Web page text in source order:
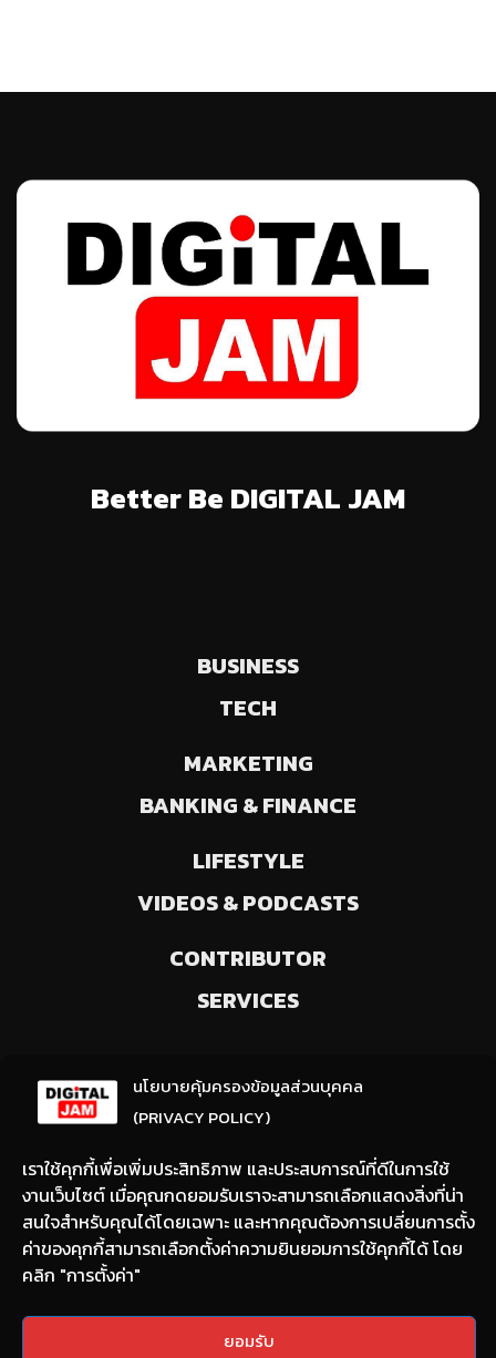
นโยบายคุ้มครองข้อมูลส่วนบุคคล
(PRIVACY POLICY)
เราใช้คุกกี้เพื่อเพิ่มประสิทธิภาพ และประสบการณ์ที่ดีในการใช้
งานเว็บไซต์ เมื่อคุณกดยอมรับเราจะสามารถเลือกแสดงสิ่งที่น่า
สนใจสำหรับคุณได้โดยเฉพาะ และหากคุณต้องการเปลี่ยนการตั้ง
ค่าของคุกกี้สามารถเลือกตั้งค่าความยินยอมการใช้คุกกี้ได้ โดย
คลิก "การตั้งค่า"
ยอมรับ
Better Be DIGITAL JAM
BUSINESS
TECH
MARKETING
BANKING & FINANCE
LIFESTYLE
VIDEOS & PODCASTS
CONTRIBUTOR
SERVICES
(ให้มีการเลือกความสนใจ / ชอบข่าวด้านใด)
Email:nont@digitaljam.asia